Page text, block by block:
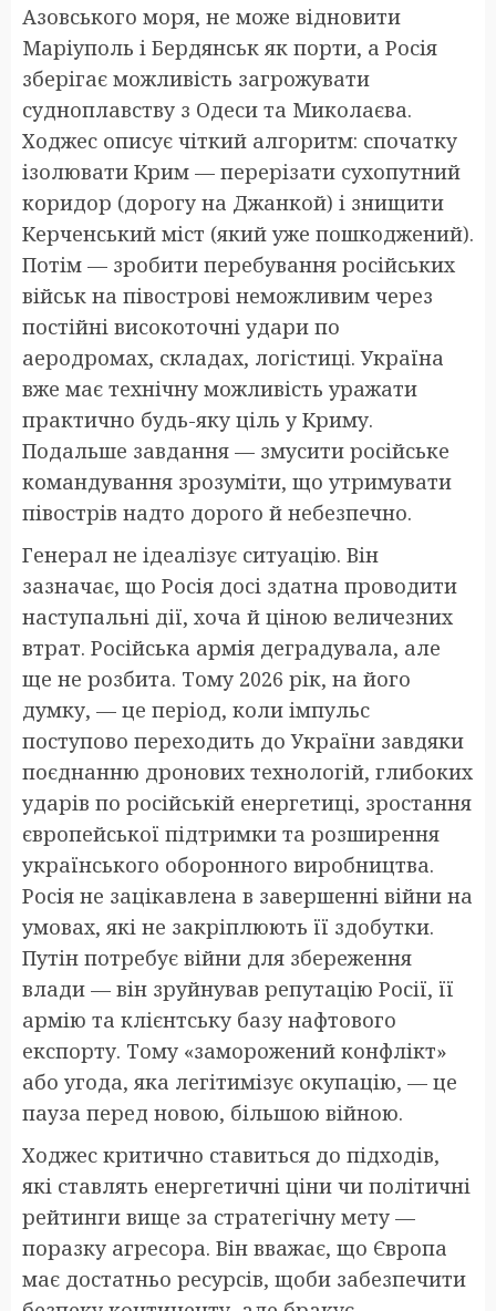
Азовського моря, не може відновити
Маріуполь і Бердянськ як порти, а Росія
зберігає можливість загрожувати
судноплавству з Одеси та Миколаєва.
Ходжес описує чіткий алгоритм: спочатку
ізолювати Крим — перерізати сухопутний
коридор (дорогу на Джанкой) і знищити
Керченський міст (який уже пошкоджений).
Потім — зробити перебування російських
військ на півострові неможливим через
постійні високоточні удари по
аеродромах, складах, логістиці. Україна
вже має технічну можливість уражати
практично будь-яку ціль у Криму.
Подальше завдання — змусити російське
командування зрозуміти, що утримувати
півострів надто дорого й небезпечно.
Генерал не ідеалізує ситуацію. Він
зазначає, що Росія досі здатна проводити
наступальні дії, хоча й ціною величезних
втрат. Російська армія деградувала, але
ще не розбита. Тому 2026 рік, на його
думку, — це період, коли імпульс
поступово переходить до України завдяки
поєднанню дронових технологій, глибоких
ударів по російській енергетиці, зростання
європейської підтримки та розширення
українського оборонного виробництва.
Росія не зацікавлена в завершенні війни на
умовах, які не закріплюють її здобутки.
Путін потребує війни для збереження
влади — він зруйнував репутацію Росії, її
армію та клієнтську базу нафтового
експорту. Тому «заморожений конфлікт»
або угода, яка легітимізує окупацію, — це
пауза перед новою, більшою війною.
Ходжес критично ставиться до підходів,
які ставлять енергетичні ціни чи політичні
рейтинги вище за стратегічну мету —
поразку агресора. Він вважає, що Європа
має достатньо ресурсів, щоби забезпечити